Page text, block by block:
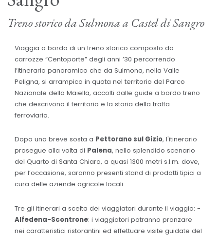
Treno storico da Sulmona a Castel di Sangro
Viaggia a bordo di un treno storico composto da
carrozze “Centoporte” degli anni ’30 percorrendo
l’itinerario panoramico che da Sulmona, nella Valle
Peligna, si arrampica in quota nel territorio del Parco
Nazionale della Maiella, accolti dalle guide a bordo treno
che descrivono il territorio e la storia della tratta
ferroviaria.
Dopo una breve sosta a Pettorano sul Gizio, l'itinerario
prosegue alla volta di Palena, nello splendido scenario
del Quarto di Santa Chiara, a quasi 1300 metri s.l.m. dove,
per l’occasione, saranno presenti stand di prodotti tipici a
cura delle aziende agricole locali.
Tre gli itinerari a scelta dei viaggiatori durante il viaggio: -
Alfedena-Scontrone: i viaggiatori potranno pranzare
nei caratteristici ristorantini ed effettuare visite guidate del